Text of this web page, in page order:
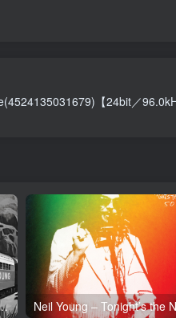
【24bit／
【24bit／96.0kHz】土耳其区